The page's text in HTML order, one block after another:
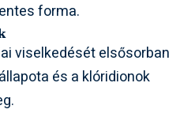
forma.
viselkedését elsősorban
és a klóridionok